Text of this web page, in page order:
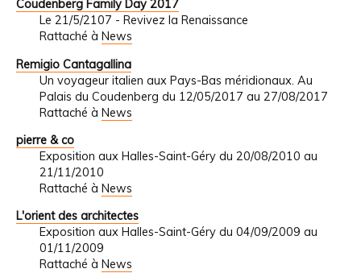
Coudenberg Family Day 2017
Le 21/5/2107 - Revivez la Renaissance
Rattaché à News
Remigio Cantagallina
Un voyageur italien aux Pays-Bas méridionaux. Au
Palais du Coudenberg du 12/05/2017 au 27/08/2017
Rattaché à News
pierre & co
Exposition aux Halles-Saint-Géry du 20/08/2010 au
21/11/2010
Rattaché à News
L'orient des architectes
Exposition aux Halles-Saint-Géry du 04/09/2009 au
01/11/2009
Rattaché à News